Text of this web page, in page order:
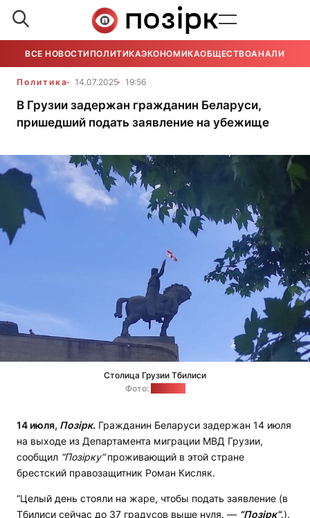
ВСЕ НОВОСТИ ПОЛИТИКАЭКОНОМИКАОБЩЕСТВОАНАЛИТИКА
Политика 14.07.2025 19:56
В Грузии задержан гражданин Беларуси,
пришедший подать заявление на убежище
Столица Грузии Тбилиси
Фото:
14 июля, Позірк. Гражданин Беларуси задержан 14 июля
на выходе из Департамента миграции МВД Грузии,
сообщил “Позірку“проживающий в этой стране
брестский правозащитник Роман Кисляк.
“Целый день стояли на жаре, чтобы подать заявление (в
Тбилиси сейчас до 37 градусов выше нуля. — “Позірк“.).